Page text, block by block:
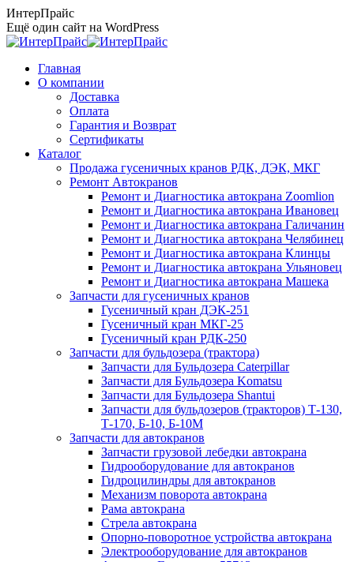
Перейти
к
содержанию
ИнтерПрайс
Ещё один сайт на WordPress
Главная
О компании
Доставка
Оплата
Гарантия и Возврат
Сертификаты
Каталог
Продажа гусеничных кранов РДК, ДЭК, МКГ
Ремонт Автокранов
Ремонт и Диагностика автокрана Zoomlion
Ремонт и Диагностика автокрана Ивановец
Ремонт и Диагностика автокрана Галичанин
Ремонт и Диагностика автокрана Челябинец
Ремонт и Диагностика автокрана Клинцы
Ремонт и Диагностика автокрана Ульяновец
Ремонт и Диагностика автокрана Машека
Запчасти для гусеничных кранов
Гусеничный кран ДЭК-251
Гусеничный кран МКГ-25
Гусеничный кран РДК-250
Запчасти для бульдозера (трактора)
Запчасти для Бульдозера Caterpillar
Запчасти для Бульдозера Komatsu
Запчасти для Бульдозера Shantui
Запчасти для бульдозеров (тракторов) Т-130,
Т-170, Б-10, Б-10М
Запчасти для автокранов
Запчасти грузовой лебедки автокрана
Гидрооборудование для автокранов
Гидроцилиндры для автокранов
Механизм поворота автокрана
Рама автокрана
Стрела автокрана
Опорно-поворотное устройства автокрана
Электрооборудование для автокранов